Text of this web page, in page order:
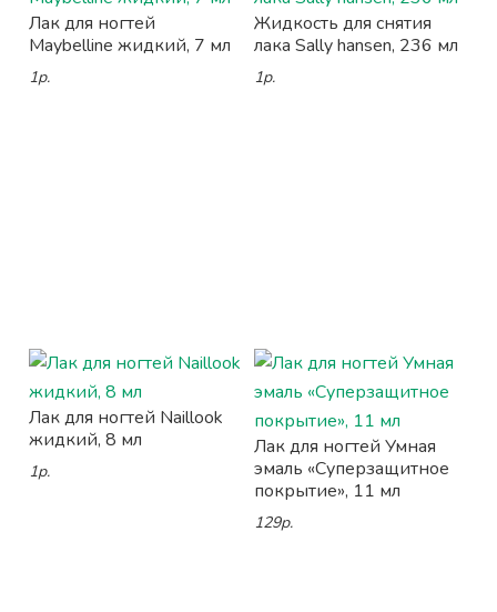
Лак для ногтей
Maybelline жидкий, 7 мл
1р.
Жидкость для снятия
лака Sally hansen, 236 мл
1р.
Лак для ногтей Naillook
жидкий, 8 мл
1р.
Лак для ногтей Умная
эмаль «Суперзащитное
покрытие», 11 мл
129р.